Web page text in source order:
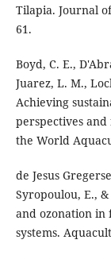
Tilapia. Journal
61.
Boyd, C. E.,
Juarez, L. M.,
Achieving
perspectives
the World
de Jesus
Syropoulou, E.,
and ozonation
systems.